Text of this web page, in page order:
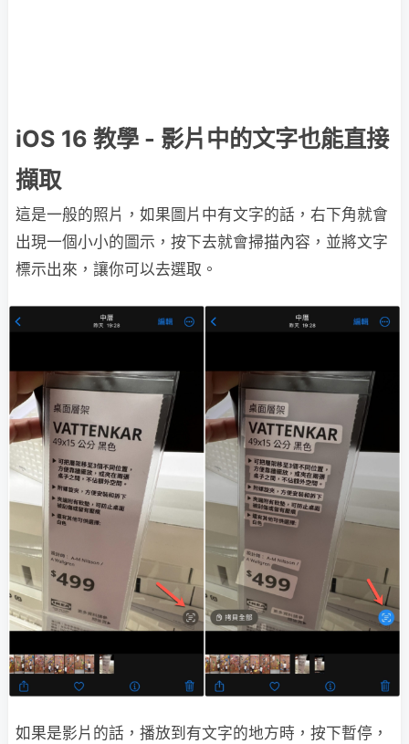
iOS 16 教學 - 影片中的文字也能直接
擷取
這是一般的照片，如果圖片中有文字的話，右下角就會
出現一個小小的圖示，按下去就會掃描內容，並將文字
標示出來，讓你可以去選取。
如果是影片的話，播放到有文字的地方時，按下暫停，